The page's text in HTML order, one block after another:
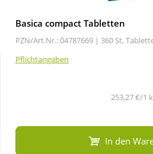
Täglich gut versorgt
Nahrungsergänzung
Basica compact Tabletten
PZN/Art.Nr.: 04787669 | 360 St,
Pflichtangaben
253,27 €/1
In den